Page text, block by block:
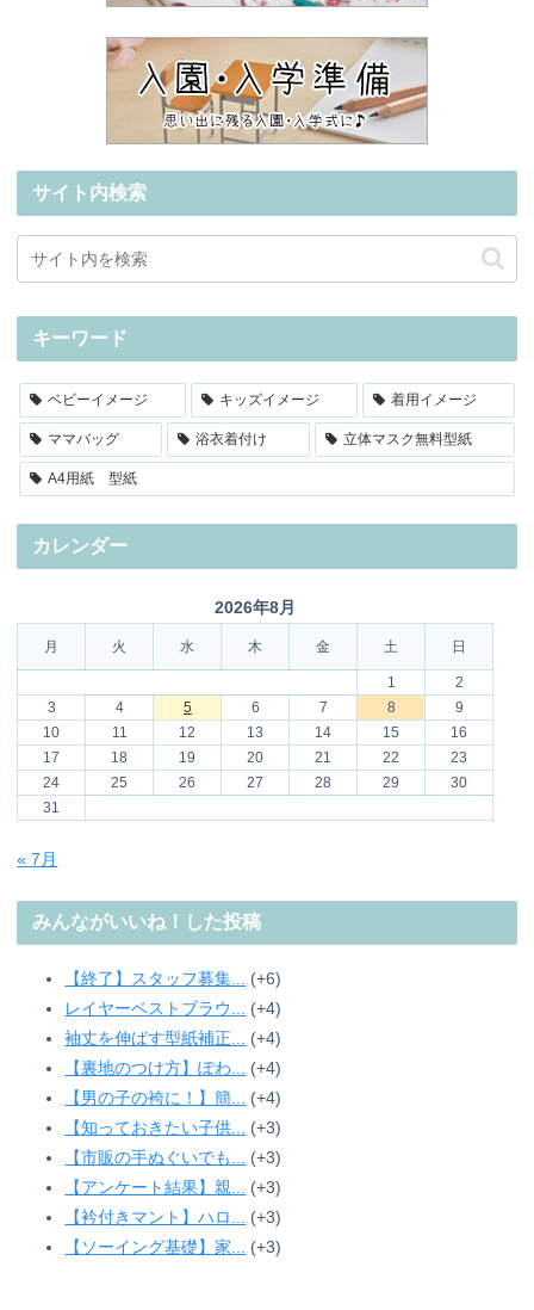
サイト内検索
キーワード
ベビーイメージ キッズイメージ 着用イメージ
ママバッグ 浴衣着付け 立体マスク無料型紙
A4用紙 型紙
カレンダー
2026年8月
月 火 水 木 金 土 日
1
2
3
4 5 6 7 8
9
10
11 12 13 14 15
16
17
18 19 20 21 22
23
24
25 26 27 28 29
30
31
« 7月
みんながいいね！した投稿
【終了】スタッフ募集...
+6
レイヤーベストブラウ...
+4
袖丈を伸ばす型紙補正...
+4
【裏地のつけ方】ぽわ...
+4
【男の子の袴に！】簡...
+4
【知っておきたい子供...
+3
【市販の手ぬぐいでも...
+3
【アンケート結果】親...
+3
【衿付きマント】ハロ...
+3
【ソーイング基礎】家...
+3